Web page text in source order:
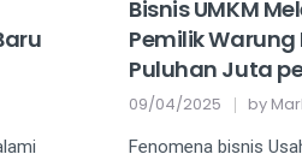
Bisnis UMKM
Pemilik Warung
Puluhan Juta
09/04/2025 by
Fenomena bisnis